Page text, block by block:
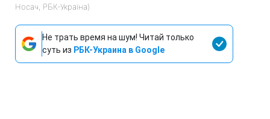
Носач, РБК-Україна)
Не трать время на шум! Читай только
суть из РБК-Украина в Google